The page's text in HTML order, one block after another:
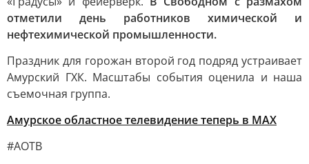
отметили день работников химической и
нефтехимической промышленности.
Праздник для горожан второй год подряд устраивает
Амурский ГХК. Масштабы события оценила и наша
съемочная группа.
Амурское областное телевидение теперь в МАХ
#АОТВ